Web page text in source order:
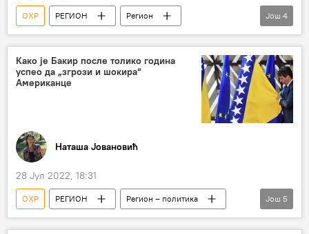
ОХР РЕГИОН
Регион
Регион – политика
Босна и Херцеговина (БиХ)
Кристијан Шмит
Милорад Додик
Још 4
Како је Бакир после толико година
успео да „згрози и шокира“
Американце
Наташа Јовановић
28 Јул 2022, 18:31
ОХР РЕГИОН
Регион – политика
Босна и Херцеговина (БиХ)
САД
Још 5